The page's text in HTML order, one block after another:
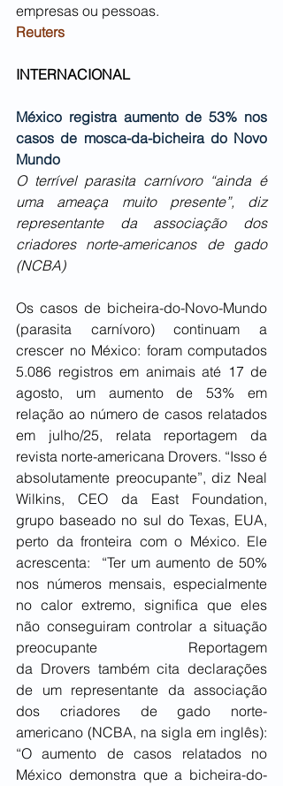
empresas ou pessoas.
Reuters
INTERNACIONAL
México registra aumento de 53% nos
casos de mosca-da-bicheira do Novo
Mundo
O terrível parasita carnívoro “ainda é
uma ameaça muito presente”, diz
representante da associação dos
criadores norte-americanos de gado
(NCBA)
Os casos de bicheira-do-Novo-Mundo
(parasita carnívoro) continuam a
crescer no México: foram computados
5.086 registros em animais até 17 de
agosto, um aumento de 53% em
relação ao número de casos relatados
em julho/25, relata reportagem da
revista norte-americana Drovers. “Isso é
absolutamente preocupante”, diz Neal
Wilkins, CEO da East Foundation,
grupo baseado no sul do Texas, EUA,
perto da fronteira com o México. Ele
acrescenta:  “Ter um aumento de 50%
nos números mensais, especialmente
no calor extremo, significa que eles
não conseguiram controlar a situação
preocupante Reportagem
da Drovers também cita declarações
de um representante da associação
dos criadores de gado norte-
americano (NCBA, na sigla em inglês):
“O aumento de casos relatados no
México demonstra que a bicheira-do-